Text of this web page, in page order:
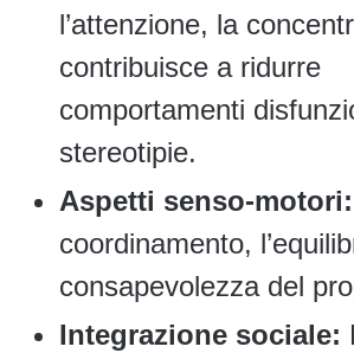
l’attenzione, la
contribuisce a ridurre
comportamenti
stereotipie.
Aspetti senso-motori:
coordinamento,
consapevolezza del
Integrazione sociale: